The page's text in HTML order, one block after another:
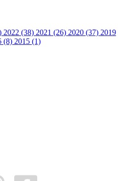
2022 (38) 2021 (26) 2020 (37) 2019
(8) 2015 (1)